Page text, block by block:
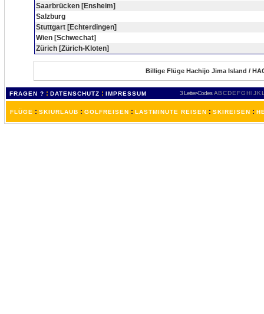
Saarbrücken [Ensheim]
Salzburg
Stuttgart [Echterdingen]
Wien [Schwechat]
Zürich [Zürich-Kloten]
Billige Flüge Hachijo Jima Island /
FRAGEN ? : DATENSCHUTZ : IMPRESSUM 3 Letter-Codes ABCDEFGH IJKL
FLÜGE : SKIURLAUB : GOLFREISEN : LASTMINUTE REISEN : SKIREISEN :